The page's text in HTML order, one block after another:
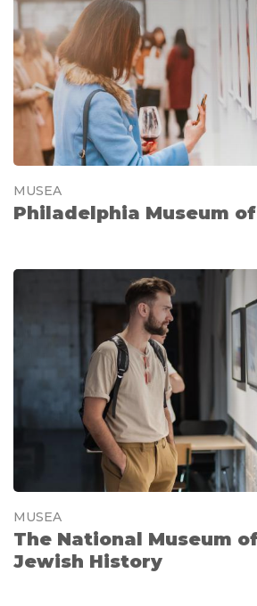
MUSEA
Philadelphia Museum
MUSEA
The National Museum
Jewish History